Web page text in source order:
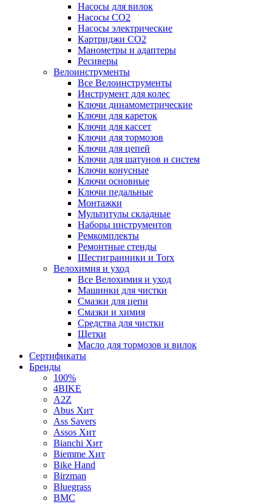
Насосы для вилок
Насосы CO2
Насосы электрические
Картриджи CO2
Манометры и адаптеры
Ресиверы
Велоинструменты
Все Велоинструменты
Инструмент для колес
Ключи динамометрические
Ключи для кареток
Ключи для кассет
Ключи для тормозов
Ключи для цепей
Ключи для шатунов и систем
Ключи конусные
Ключи основные
Ключи педальные
Монтажки
Мультитулы складные
Наборы инструментов
Ремкомплекты
Ремонтные стенды
Шестигранники и Torx
Велохимия и уход
Все Велохимия и уход
Машинки для чистки
Смазки для цепи
Смазки и химия
Средства для чистки
Щетки
Масло для тормозов и вилок
Сертификаты
Бренды
100%
4BIKE
A2Z
Abus Хит
Ass Savers
Assos Хит
Bianchi Хит
Biemme Хит
Bike Hand
Birzman
Bluegrass
BMC